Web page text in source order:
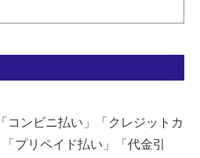
コンビニ払い」「クレジットカ
プリペイド払い」「代金引